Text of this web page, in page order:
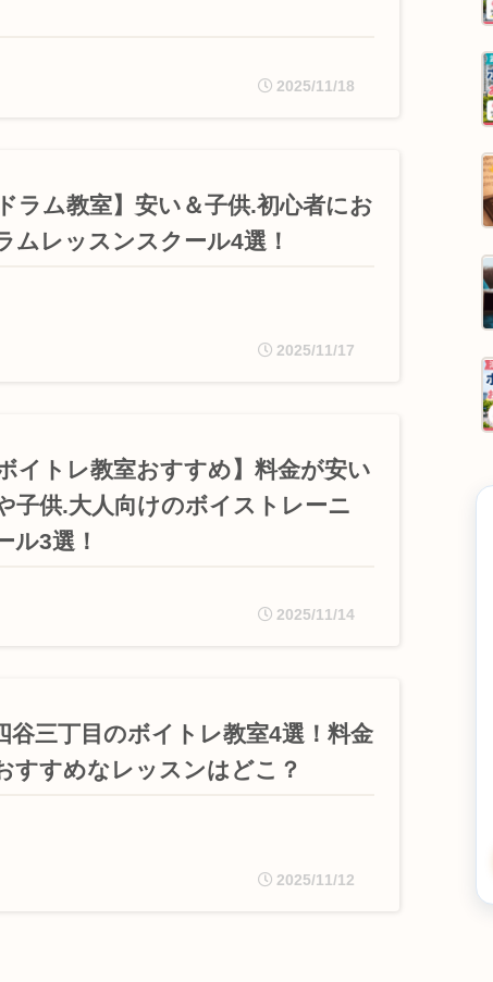
2025/11/18
ラム教室】安い＆子供.初心者にお
ムレッスンスクール4選！
2025/11/17
イトレ教室おすすめ】料金が安い
子供.大人向けのボイストレーニ
ル3選！
2025/11/14
谷三丁目のボイトレ教室4選！料金
すすめなレッスンはどこ？
2025/11/12